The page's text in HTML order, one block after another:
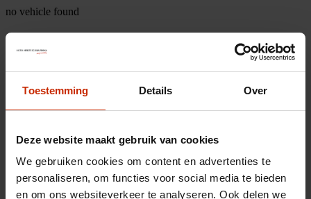
Toestemming Details Over
Deze website maakt gebruik van cookies
We gebruiken cookies om content en advertenties te
personaliseren, om functies voor social media te bieden
en om ons websiteverkeer te analyseren. Ook delen we
no vehicle found